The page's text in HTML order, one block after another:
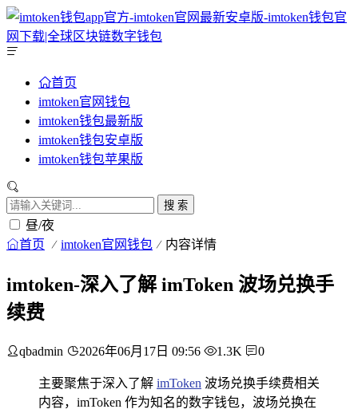
首页
imtoken官网钱包
imtoken钱包最新版
imtoken钱包安卓版
imtoken钱包苹果版
搜 索
昼/夜
首页 imtoken官网钱包 内容详情
imtoken-深入了解 imToken 波场兑换手
续费
qbadmin 2026年06月17日 09:56 1.3K 0
主要聚焦于深入了解 imToken 波场兑换手续费相关
内容，imToken 作为知名的数字钱包，波场兑换在